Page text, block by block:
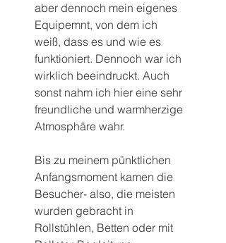
aber dennoch mein eigenes
Equipemnt, von dem ich
weiß, dass es und wie es
funktioniert. Dennoch war ich
wirklich beeindruckt. Auch
sonst nahm ich hier eine sehr
freundliche und warmherzige
Atmosphäre wahr.
Bis zu meinem pünktlichen
Anfangsmoment kamen die
Besucher- also, die meisten
wurden gebracht in
Rollstühlen, Betten oder mit